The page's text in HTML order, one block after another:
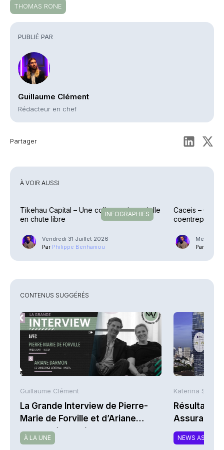
PUBLIÉ PAR
Guillaume Clément
Rédacteur en chef
Partager
THOMAS RONE
À VOIR AUSSI
INFOGRAPHIES
Tikehau Capital – Une collecte trimestrielle
en chute libre
Vendredi 31 Juillet 2026
Par Philippe Benhamou
Caceis –
coentreprise
Mercredi
Par
CONTENUS SUGGÉRÉS
Guillaume Clément
La Grande Interview de Pierre-
Marie de Forville et d’Ariane
Darmon (Ivesta)
À LA UNE
Katerina
Résultats
NEWS